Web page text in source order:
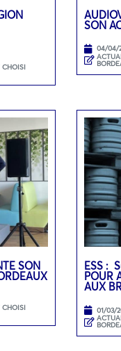
CHOISI
SON
04/04/
SON
CHOISI
ESS :
POUR
AUX
01/03/